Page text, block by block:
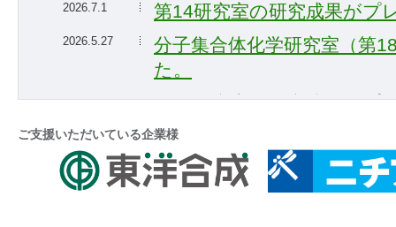
2026.7.1 第14研究室の研究成果がプ
2026.5.27
分子集合体化学研究室（第
た。
2026.3.27 第14研究室の研究成果がプ
2026.3.23
令和7年度学部卒業式・大
われました。
2025.12.18 第18研の卒業生が受賞しま
ご支援いただいている企業様